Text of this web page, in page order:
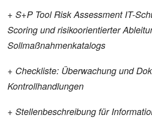
+ S+P Tool Risk Assessment IT-
Scoring und risikoorientierter
Sollmaßnahmenkatalogs
+ Checkliste: Überwachung und
Kontrollhandlungen
+ Stellenbeschreibung für